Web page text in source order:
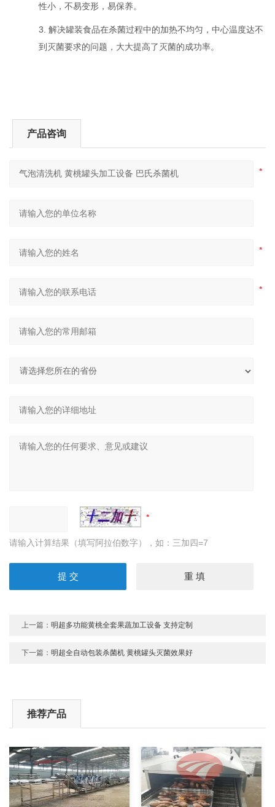
性小，不易变形，易保养。
3. 解决罐装食品在杀菌过程中的加热不均匀，中心温度达不
到灭菌要求的问题，大大提高了灭菌的成功率。
产品咨询
请输入计算结果（填写阿拉伯数字），如：三加四=7
上一篇：明超多功能黄桃全套果蔬加工设备 支持定制
下一篇：明超全自动包装杀菌机 黄桃罐头灭菌效果好
推荐产品